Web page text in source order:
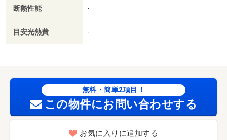
２沿線利用可／ネット使用料不要／２４時間換気システム
／クロゼット２ヶ所／耐火構造／２駅利用可／３駅以上利
用可／敷地内ごみ置き場／東南向き／プロパンガス／南面
ｍ／ファミリーマート 熊本大江一丁目店（コンビニ）ま
で６３６ｍ／つばさ保育園（幼稚園・保育園）まで７４４
ｍ／ローソン 熊本学園大学店（コンビニ）まで１０６１
ｍ／すこやか堂薬局（ドラッグストア）まで７２６ｍ／山
盛食堂（飲食店）まで７８７ｍ
断熱性能 -
目安光熱費 -
無料・簡単2項目！
この物件にお問い合わせする
お気に入りに追加する